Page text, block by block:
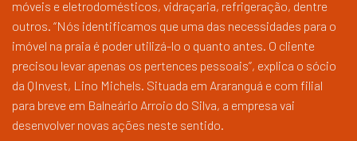
móveis e eletrodomésticos, vidraçaria, refrigeração, dentre
outros. “Nós identificamos que uma das necessidades para o
imóvel na praia é poder utilizá-lo o quanto antes. O cliente
precisou levar apenas os pertences pessoais”, explica o sócio
da QInvest, Lino Michels. Situada em Araranguá e com filial
para breve em Balneário Arroio do Silva, a empresa vai
desenvolver novas ações neste sentido.